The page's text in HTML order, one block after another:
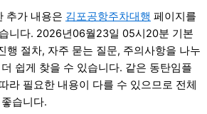
추가 내용은 김포공항주차대행 페이지를
니다. 2026년06월23일 05시20분 기본
행 절차, 자주 묻는 질문, 주의사항을 나누
쉽게 찾을 수 있습니다. 같은 동탄임플
라 필요한 내용이 다를 수 있으므로 전체
습니다.